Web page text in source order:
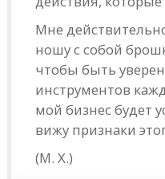
Мне
ношу с собой
чтобы быть
инструментов
мой бизнес будет
вижу признаки
(М. Х.)